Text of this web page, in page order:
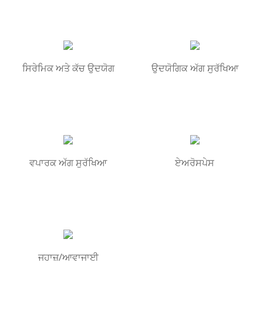
ਸਿਰੇਮਿਕ ਅਤੇ ਕੱਚ ਉਦਯੋਗ ਉਦਯੋਗਿਕ ਅੱਗ ਸੁਰੱਖਿਆ
ਵਪਾਰਕ ਅੱਗ ਸੁਰੱਖਿਆ ਏਅਰੋਸਪੇਸ
ਜਹਾਜ਼/ਆਵਾਜਾਈ